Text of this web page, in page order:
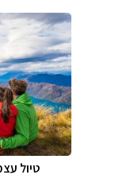
טיול